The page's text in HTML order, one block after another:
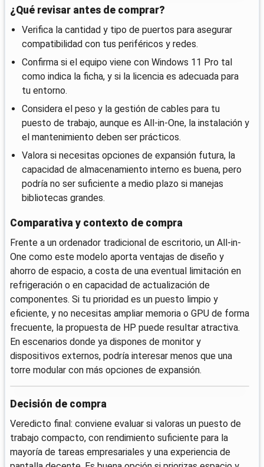
¿Qué revisar antes de comprar?
Verifica la cantidad y tipo de puertos para asegurar
compatibilidad con tus periféricos y redes.
Confirma si el equipo viene con Windows 11 Pro tal
como indica la ficha, y si la licencia es adecuada para
tu entorno.
Considera el peso y la gestión de cables para tu
puesto de trabajo, aunque es All-in-One, la instalación y
el mantenimiento deben ser prácticos.
Valora si necesitas opciones de expansión futura, la
capacidad de almacenamiento interno es buena, pero
podría no ser suficiente a medio plazo si manejas
bibliotecas grandes.
Comparativa y contexto de compra
Frente a un ordenador tradicional de escritorio, un All-in-
One como este modelo aporta ventajas de diseño y
ahorro de espacio, a costa de una eventual limitación en
refrigeración o en capacidad de actualización de
componentes. Si tu prioridad es un puesto limpio y
eficiente, y no necesitas ampliar memoria o GPU de forma
frecuente, la propuesta de HP puede resultar atractiva.
En escenarios donde ya dispones de monitor y
dispositivos externos, podría interesar menos que una
torre modular con más opciones de expansión.
Decisión de compra
Veredicto final: conviene evaluar si valoras un puesto de
trabajo compacto, con rendimiento suficiente para la
mayoría de tareas empresariales y una experiencia de